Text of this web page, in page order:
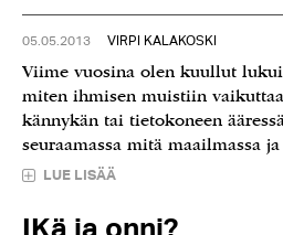
05.05.2013 VIRPI KALAKOSKI
Viime vuosina olen kuullut
miten ihmisen muistiin
kännykän tai tietokoneen
seuraamassa mitä maailmassa
LUE LISÄÄ
IKä ja onni?